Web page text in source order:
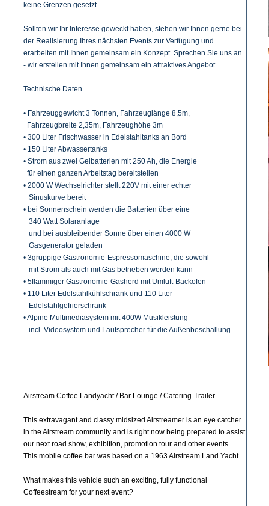
keine Grenzen gesetzt.
Sollten wir Ihr Interesse geweckt haben, stehen wir Ihnen gerne bei
der Realisierung Ihres nächsten Events zur Verfügung und
erarbeiten mit Ihnen gemeinsam ein Konzept. Sprechen Sie uns an
- wir erstellen mit Ihnen gemeinsam ein attraktives Angebot.
Technische Daten
• Fahrzeuggewicht 3 Tonnen, Fahrzeuglänge 8,5m,
Fahrzeugbreite 2,35m, Fahrzeughöhe 3m
• 300 Liter Frischwasser in Edelstahltanks an Bord
• 150 Liter Abwassertanks
• Strom aus zwei Gelbatterien mit 250 Ah, die Energie
für einen ganzen Arbeitstag bereitstellen
• 2000 W Wechselrichter stellt 220V mit einer echter
Sinuskurve bereit
• bei Sonnenschein werden die Batterien über eine
340 Watt Solaranlage
und bei ausbleibender Sonne über einen 4000 W
Gasgenerator geladen
• 3gruppige Gastronomie-Espressomaschine, die sowohl
mit Strom als auch mit Gas betrieben werden kann
• 5flammiger Gastronomie-Gasherd mit Umluft-Backofen
• 110 Liter Edelstahlkühlschrank und 110 Liter
Edelstahlgefrierschrank
• Alpine Multimediasystem mit 400W Musikleistung
incl. Videosystem und Lautsprecher für die Außenbeschallung
----
Airstream Coffee Landyacht / Bar Lounge / Catering-Trailer
This extravagant and classy midsized Airstreamer is an eye catcher
in the Airstream community and is right now being prepared to assist
our next road show, exhibition, promotion tour and other events.
This mobile coffee bar was based on a 1963 Airstream Land Yacht.
What makes this vehicle such an exciting, fully functional
Coffeestream for your next event?